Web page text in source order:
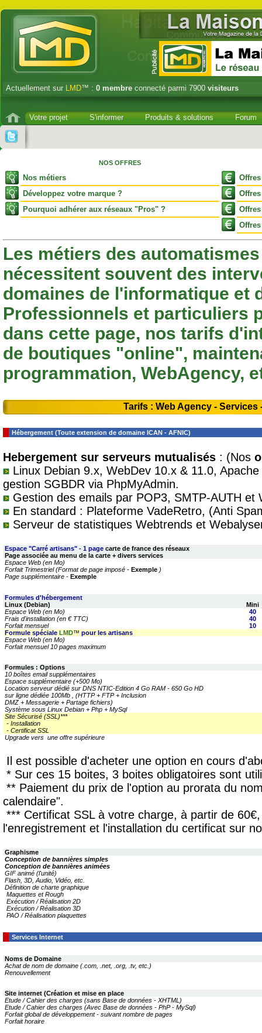
Actuellement sur LMD™ : 0 membre connecté parmi 7900 visiteurs
Votre projet S'informer Produits & solutions Forum
NOS OFFRES
Nos métiers
Développez votre marque ?
Pourquoi adhérer aux réseaux "Pros" ?
Les métiers des
nécessitent souvent des
domaines de l'informatique et
Professionnels et particuliers
dans cette page, nos tarifs
de boutiques "online",
programmation, WebAgency,
Tarifs : Web Agency - Services
Hébergement (Toute extension de domaine ICAN - AFNIC)
Hebergement sur serveurs mutualisés : (Nos
Linux Debian 9.x, WebDev 10.x & 11.0,
gestion SGBDR via PhpMyAdmin.
Gestion des emails par POP3, SMTP-AUTH
En standard : Plateforme VadeRetro, (Anti
Serveur de statistiques Webtrends et
Espace "Carré artisans" - 1 page carte de france des réseaux
Page associée au menu de la carte + divers services
Espace Web (en Mo)
Forfait Trimestriel (Format de page imposé - Exemple )
Page supplémentaire - Exemple
Formules d'hébergement
Linux (Debian)
Mini
Espace Web (en Mo)
40
Frais d'installation (en € TTC)
40
Forfait mensuel
10
Formule spéciale LMD™ pour les artisans
Espace Web (en Mo)
Forfait mensuel 10 pages maximum
Formules : Options
10 boîtes email supplémentaires
Espace supplémentaire (+500 Mo)
Location serveur dédié sur DNS NTIC-Edition 4 Go RAM - 650 Go HD
sur ligne dédiée 100Mb , (HTTP + FTP + Inclusion
DMZ + Messagerie + Partage fichiers)
Système sous Linux Debian + Php + MySql
Site Sécurisé (SSL)***
- Installation
- Certificat SSL
Upgrade vers une offre supérieure
Il est possible d'acheter une option en cours
* Sur ces 15 boites, 3 boites obligatoires sont
** Paiement du prix de l'option au prorata du
calendaire".
*** Certificat SSL à votre charge, à partir de
l'enregistrement et l'installation du certificat sur
Graphisme
Conception de bannières simples
Conception de bannières animées
GIF animé (l'unité)
Flash, 3D, Audio, Vidéo, etc.
Définition de charte graphique
Maquettes et Rough
Exécution / Réalisation 2D
Exécution / Réalisation 3D
PAO / Réalisation plaquettes
Services Internet
Noms de Domaine
Achat de nom de domaine (.com, .net, .org, .tv, etc.)
Renouvellement
Site internet (Création et mise en place
Etude / Cahier des charges (sans Base de données - XHTML)
Etude / Cahier des charges (Avec Base de données - PhP - MySql)
Forfait global de développement - suivant nombre de pages
Forfait horaire